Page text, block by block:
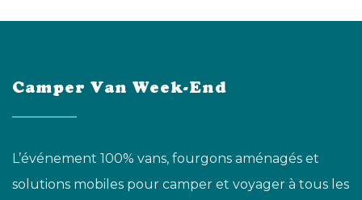
Camper Van Week-End
L’événement 100% vans, fourgons aménagés et
solutions mobiles pour camper et voyager à tous les